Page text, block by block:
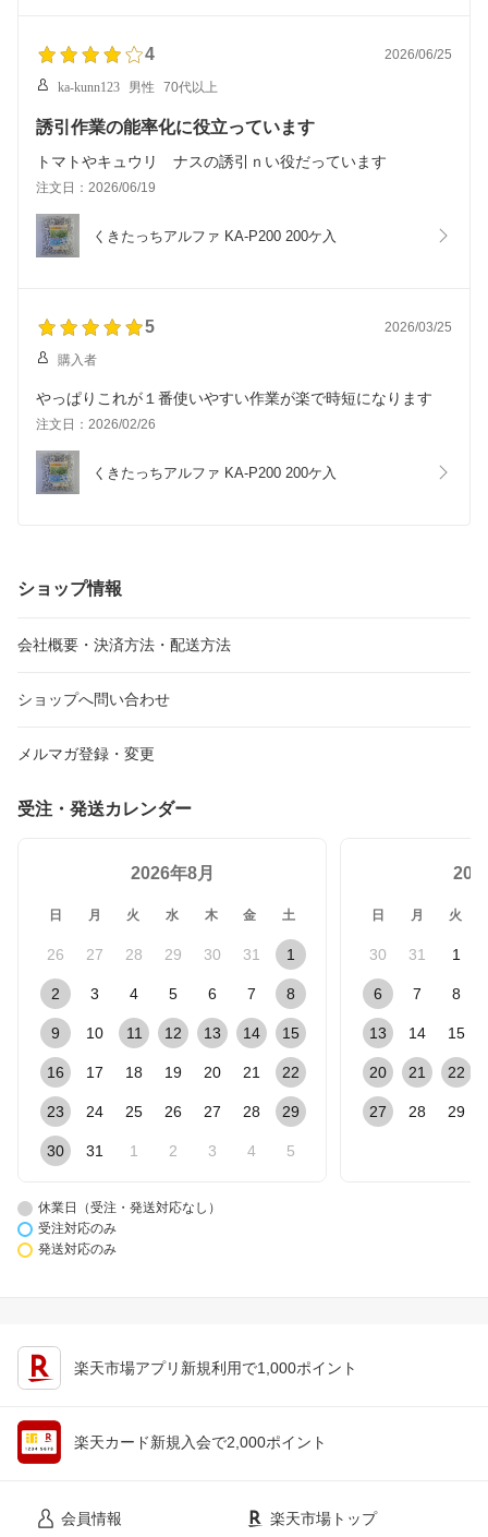
4 2026/06/25
ka-kunn123 男性 70代以上
誘引作業の能率化に役立っています
トマトやキュウリ ナスの誘引ｎい役だっています
注文日：2026/06/19
くきたっちアルファ KA‐P200 200ケ入
5 2026/03/25
購入者
やっぱりこれが１番使いやすい作業が楽で時短になります
注文日：2026/02/26
くきたっちアルファ KA‐P200 200ケ入
ショップ情報
会社概要・決済方法・配送方法
ショップへ問い合わせ
メルマガ登録・変更
受注・発送カレンダー
2026年8月
日 月 火 水 木 金 土
26 27 28 29 30 31 1
2 3 4 5 6 7 8
9 10 11 12 13 14 15
16 17 18 19 20 21 22
23 24 25 26 27 28 29
30 31 1 2 3 4 5
日 月 火
30 31 1
6 7 8
13 14 15
20 21 22
27 28 29
休業日（受注・発送対応なし）
受注対応のみ
発送対応のみ
楽天市場アプリ新規利用で1,000ポイント
楽天カード新規入会で2,000ポイント
会員情報 楽天市場トップ